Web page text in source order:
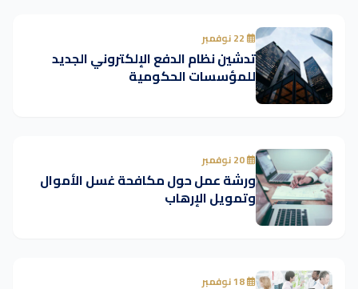
تدشين نظام الدفع الإلكتروني الجديد
للمؤسسات الحكومية
ورشة عمل حول مكافحة غسل الأموال
وتمويل الإرهاب